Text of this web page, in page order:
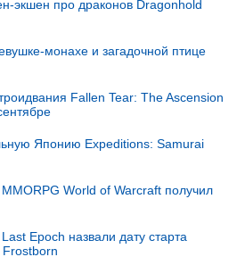
экшен про драконов Dragonhold
монахе и загадочной птице
Fallen Tear: The Ascension
Японию Expeditions: Samurai
World of Warcraft получил
Epoch назвали дату старта
Frostborn